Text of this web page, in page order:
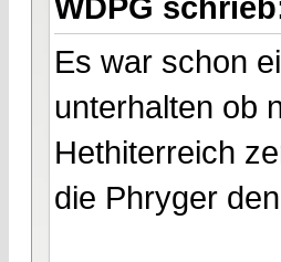
Es war schon
unterhalten ob
Hethiterreich
die Phryger